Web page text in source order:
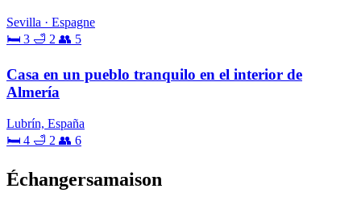
Sevilla · Espagne
🛏 3 🛁 2 👥 5
Casa en un pueblo tranquilo en el interior de
Almería
Lubrín, España
🛏 4 🛁 2 👥 6
Échangersamaison